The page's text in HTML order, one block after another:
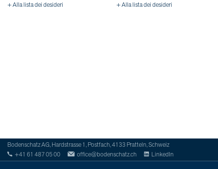
+ Alla lista dei desideri + Alla lista dei desideri
Bodenschatz AG, Hardstrasse 1, Postfach, 4133 Pratteln, Schweiz
+41 61 487 05 00
office@bodenschatz.ch LinkedIn